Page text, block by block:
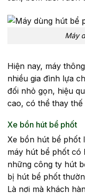
Máy
Hiện nay, máy
nhiều gia đình lựa
đối nhỏ gọn, hiệu
cao, có thể thay
Xe bồn hút bể phốt
Xe bồn hút bể phốt
máy hút bể phốt có
những công ty hút
bị hút bể phốt
Là nơi mà khách